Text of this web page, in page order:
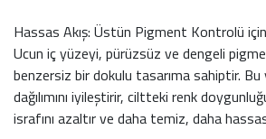
Hassas Akış: Üstün Pigment Kontrolü
Ucun iç yüzeyi, pürüzsüz ve dengeli
benzersiz bir dokulu tasarıma sahiptir. Bu
dağılımını iyileştirir, ciltteki renk
israfını azaltır ve daha temiz, daha